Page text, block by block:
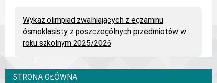
Wykaz olimpiad zwalniających z egzaminu
ósmoklasisty z poszczególnych przedmiotów w
roku szkolnym 2025/2026
Menu główne
STRONA GŁÓWNA